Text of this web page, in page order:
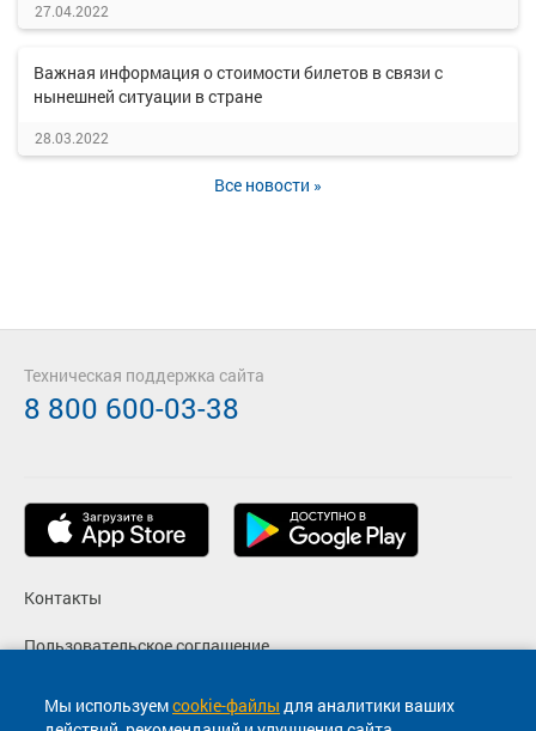
27.04.2022
Важная информация о стоимости билетов в связи с
нынешней ситуации в стране
28.03.2022
Все новости »
Мы используемcookie-файлы для аналитики ваших
Контакты
Пользовательское соглашение
Политика конфиденциальности
Техническая поддержка сайта
8 800 600-03-38